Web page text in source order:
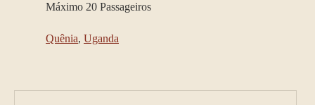
Máximo 20 Passageiros
Quênia, Uganda